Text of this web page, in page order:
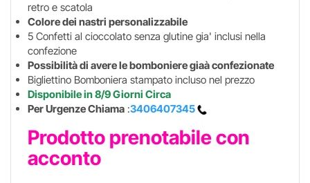
retro e scatola
Colore dei nastri personalizzabile
5 Confetti al cioccolato senza glutine gia' inclusi nella
confezione
Possibilità di avere le bomboniere giaà confezionate
Bigliettino Bomboniera stampato incluso nel prezzo
Disponibile in 8/9 Giorni Circa
Per Urgenze Chiama :3406407345
Prodotto prenotabile con
acconto